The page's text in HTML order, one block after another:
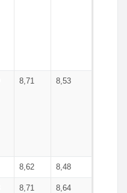
8,71 8,53
8,62 8,48
8,71 8,64